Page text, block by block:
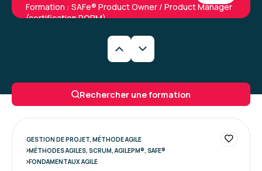
Formation : SAFe® Product Owner / Product Manager
(certification POPM)
Formateur très agréable et compétent. Prends
le temps de répondre à toutes les questions
Formation : Devenir développeur Agile (Certification
Scrum Developer PSD)
Rechercher une formation
GESTION DE PROJET, MÉTHODE AGILE
MÉTHODES AGILES, SCRUM, AGILEPM®, SAFE®
FONDAMENTAUX AGILE